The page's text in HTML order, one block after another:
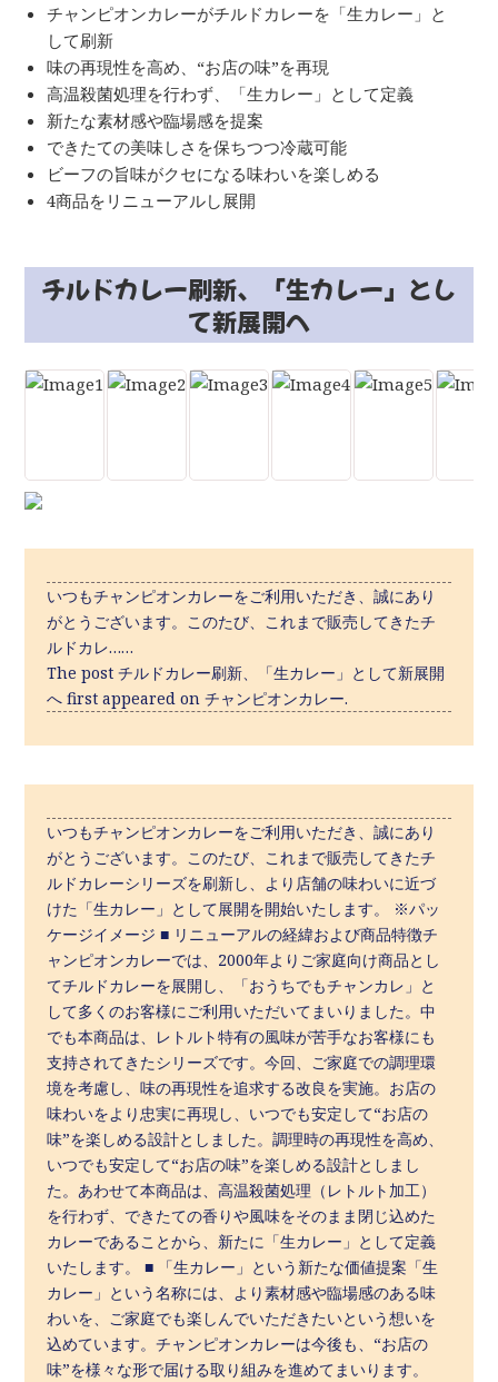
チャンピオンカレーがチルドカレーを「生カレー」と
して刷新
味の再現性を高め、“お店の味”を再現
高温殺菌処理を行わず、「生カレー」として定義
新たな素材感や臨場感を提案
できたての美味しさを保ちつつ冷蔵可能
ビーフの旨味がクセになる味わいを楽しめる
4商品をリニューアルし展開
チルドカレー刷新、「生カレー」とし
て新展開へ
いつもチャンピオンカレーをご利用いただき、誠にあり
がとうございます。このたび、これまで販売してきたチ
ルドカレ……
The post チルドカレー刷新、「生カレー」として新展開
へ first appeared on チャンピオンカレー.
いつもチャンピオンカレーをご利用いただき、誠にあり
がとうございます。このたび、これまで販売してきたチ
ルドカレーシリーズを刷新し、より店舗の味わいに近づ
けた「生カレー」として展開を開始いたします。 ※パッ
ケージイメージ ■ リニューアルの経緯および商品特徴チ
ャンピオンカレーでは、2000年よりご家庭向け商品とし
てチルドカレーを展開し、「おうちでもチャンカレ」と
して多くのお客様にご利用いただいてまいりました。中
でも本商品は、レトルト特有の風味が苦手なお客様にも
支持されてきたシリーズです。今回、ご家庭での調理環
境を考慮し、味の再現性を追求する改良を実施。お店の
味わいをより忠実に再現し、いつでも安定して“お店の
味”を楽しめる設計としました。調理時の再現性を高め、
いつでも安定して“お店の味”を楽しめる設計としまし
た。あわせて本商品は、高温殺菌処理（レトルト加工）
を行わず、できたての香りや風味をそのまま閉じ込めた
カレーであることから、新たに「生カレー」として定義
いたします。 ■ 「生カレー」という新たな価値提案「生
カレー」という名称には、より素材感や臨場感のある味
わいを、ご家庭でも楽しんでいただきたいという想いを
込めています。チャンピオンカレーは今後も、“お店の
味”を様々な形で届ける取り組みを進めてまいります。